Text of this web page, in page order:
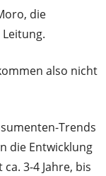
die
also nicht
Trends
die Entwicklung
3-4 Jahre, bis